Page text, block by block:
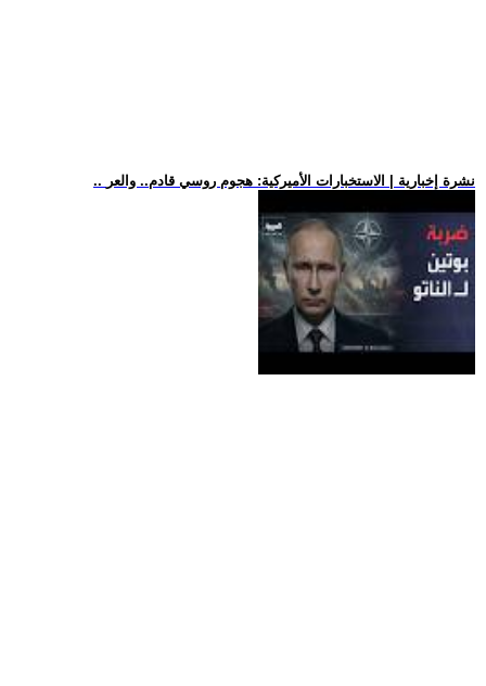
.. نشرة إخبارية | الاستخبارات الأميركية: هجوم روسي قادم.. والعر